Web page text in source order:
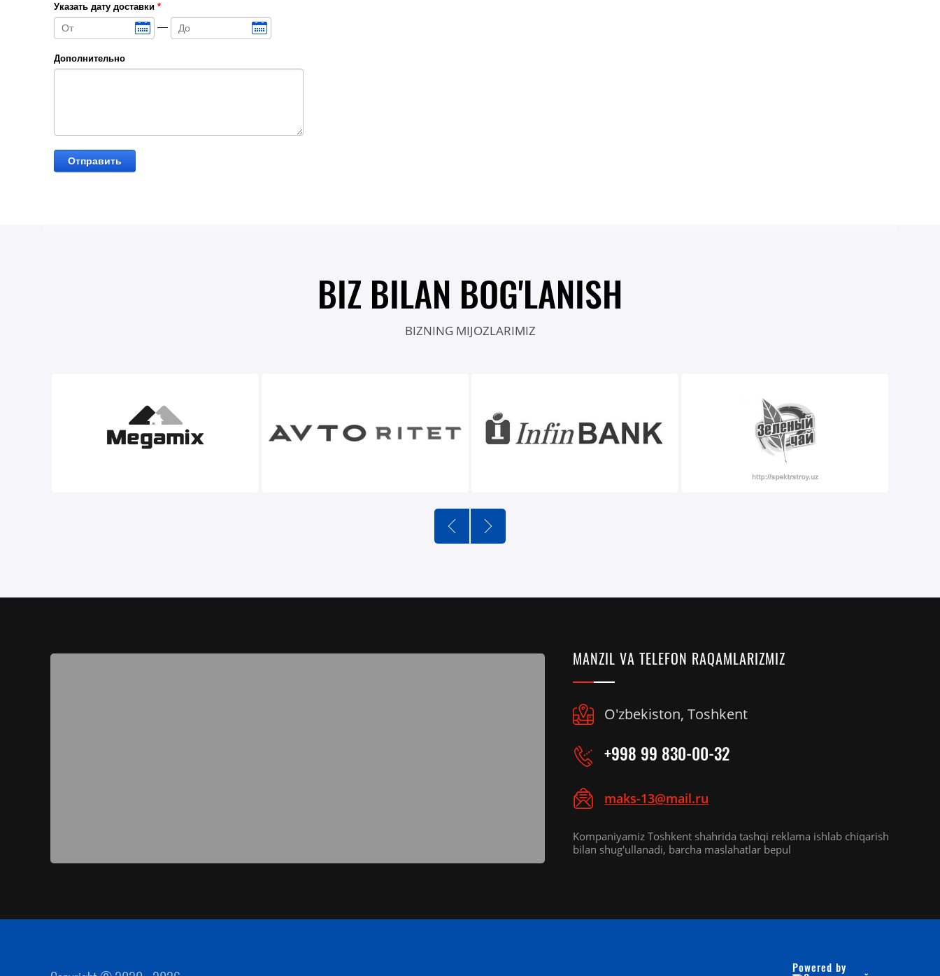
Указать дату доставки *
—
Дополнительно
BIZ BILAN BOG'LANISH
BIZNING MIJOZLARIMIZ
MANZIL VA TELEFON RAQAMLARIZMIZ
O'zbekiston, Toshkent
+998 99 830-00-32
maks-13@mail.ru
Kompaniyamiz Toshkent shahrida tashqi reklama ishlab chiqarish
bilan shug'ullanadi, barcha maslahatlar bepul
Powered by